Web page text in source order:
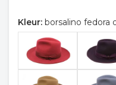
Kleur: borsalino fedora